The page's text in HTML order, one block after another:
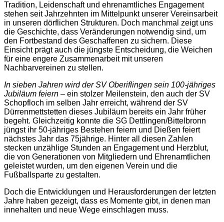
Tradition, Leidenschaft und ehrenamtliches Engagement
stehen seit Jahrzehnten im Mittelpunkt unserer Vereinsarbeit
in unseren dörflichen Strukturen. Doch manchmal zeigt uns
die Geschichte, dass Veränderungen notwendig sind, um
den Fortbestand des Geschaffenen zu sichern. Diese
Einsicht prägt auch die jüngste Entscheidung, die Weichen
für eine engere Zusammenarbeit mit unseren
Nachbarvereinen zu stellen.
In sieben Jahren wird der SV Oberiflingen sein 100-jähriges
Jubiläum feiern – ein stolzer Meilenstein, den auch der SV
Schopfloch im selben Jahr erreicht, während der SV
Dürrenmettstetten dieses Jubiläum bereits ein Jahr früher
begeht. Gleichzeitig konnte die SG Dettlingen/Bittelbronn
jüngst ihr 50-jähriges Bestehen feiern und Dießen feiert
nächstes Jahr das 75jährige. Hinter all diesen Zahlen
stecken unzählige Stunden an Engagement und Herzblut,
die von Generationen von Mitgliedern und Ehrenamtlichen
geleistet wurden, um den eigenen Verein und die
Fußballsparte zu gestalten.
Doch die Entwicklungen und Herausforderungen der letzten
Jahre haben gezeigt, dass es Momente gibt, in denen man
innehalten und neue Wege einschlagen muss.